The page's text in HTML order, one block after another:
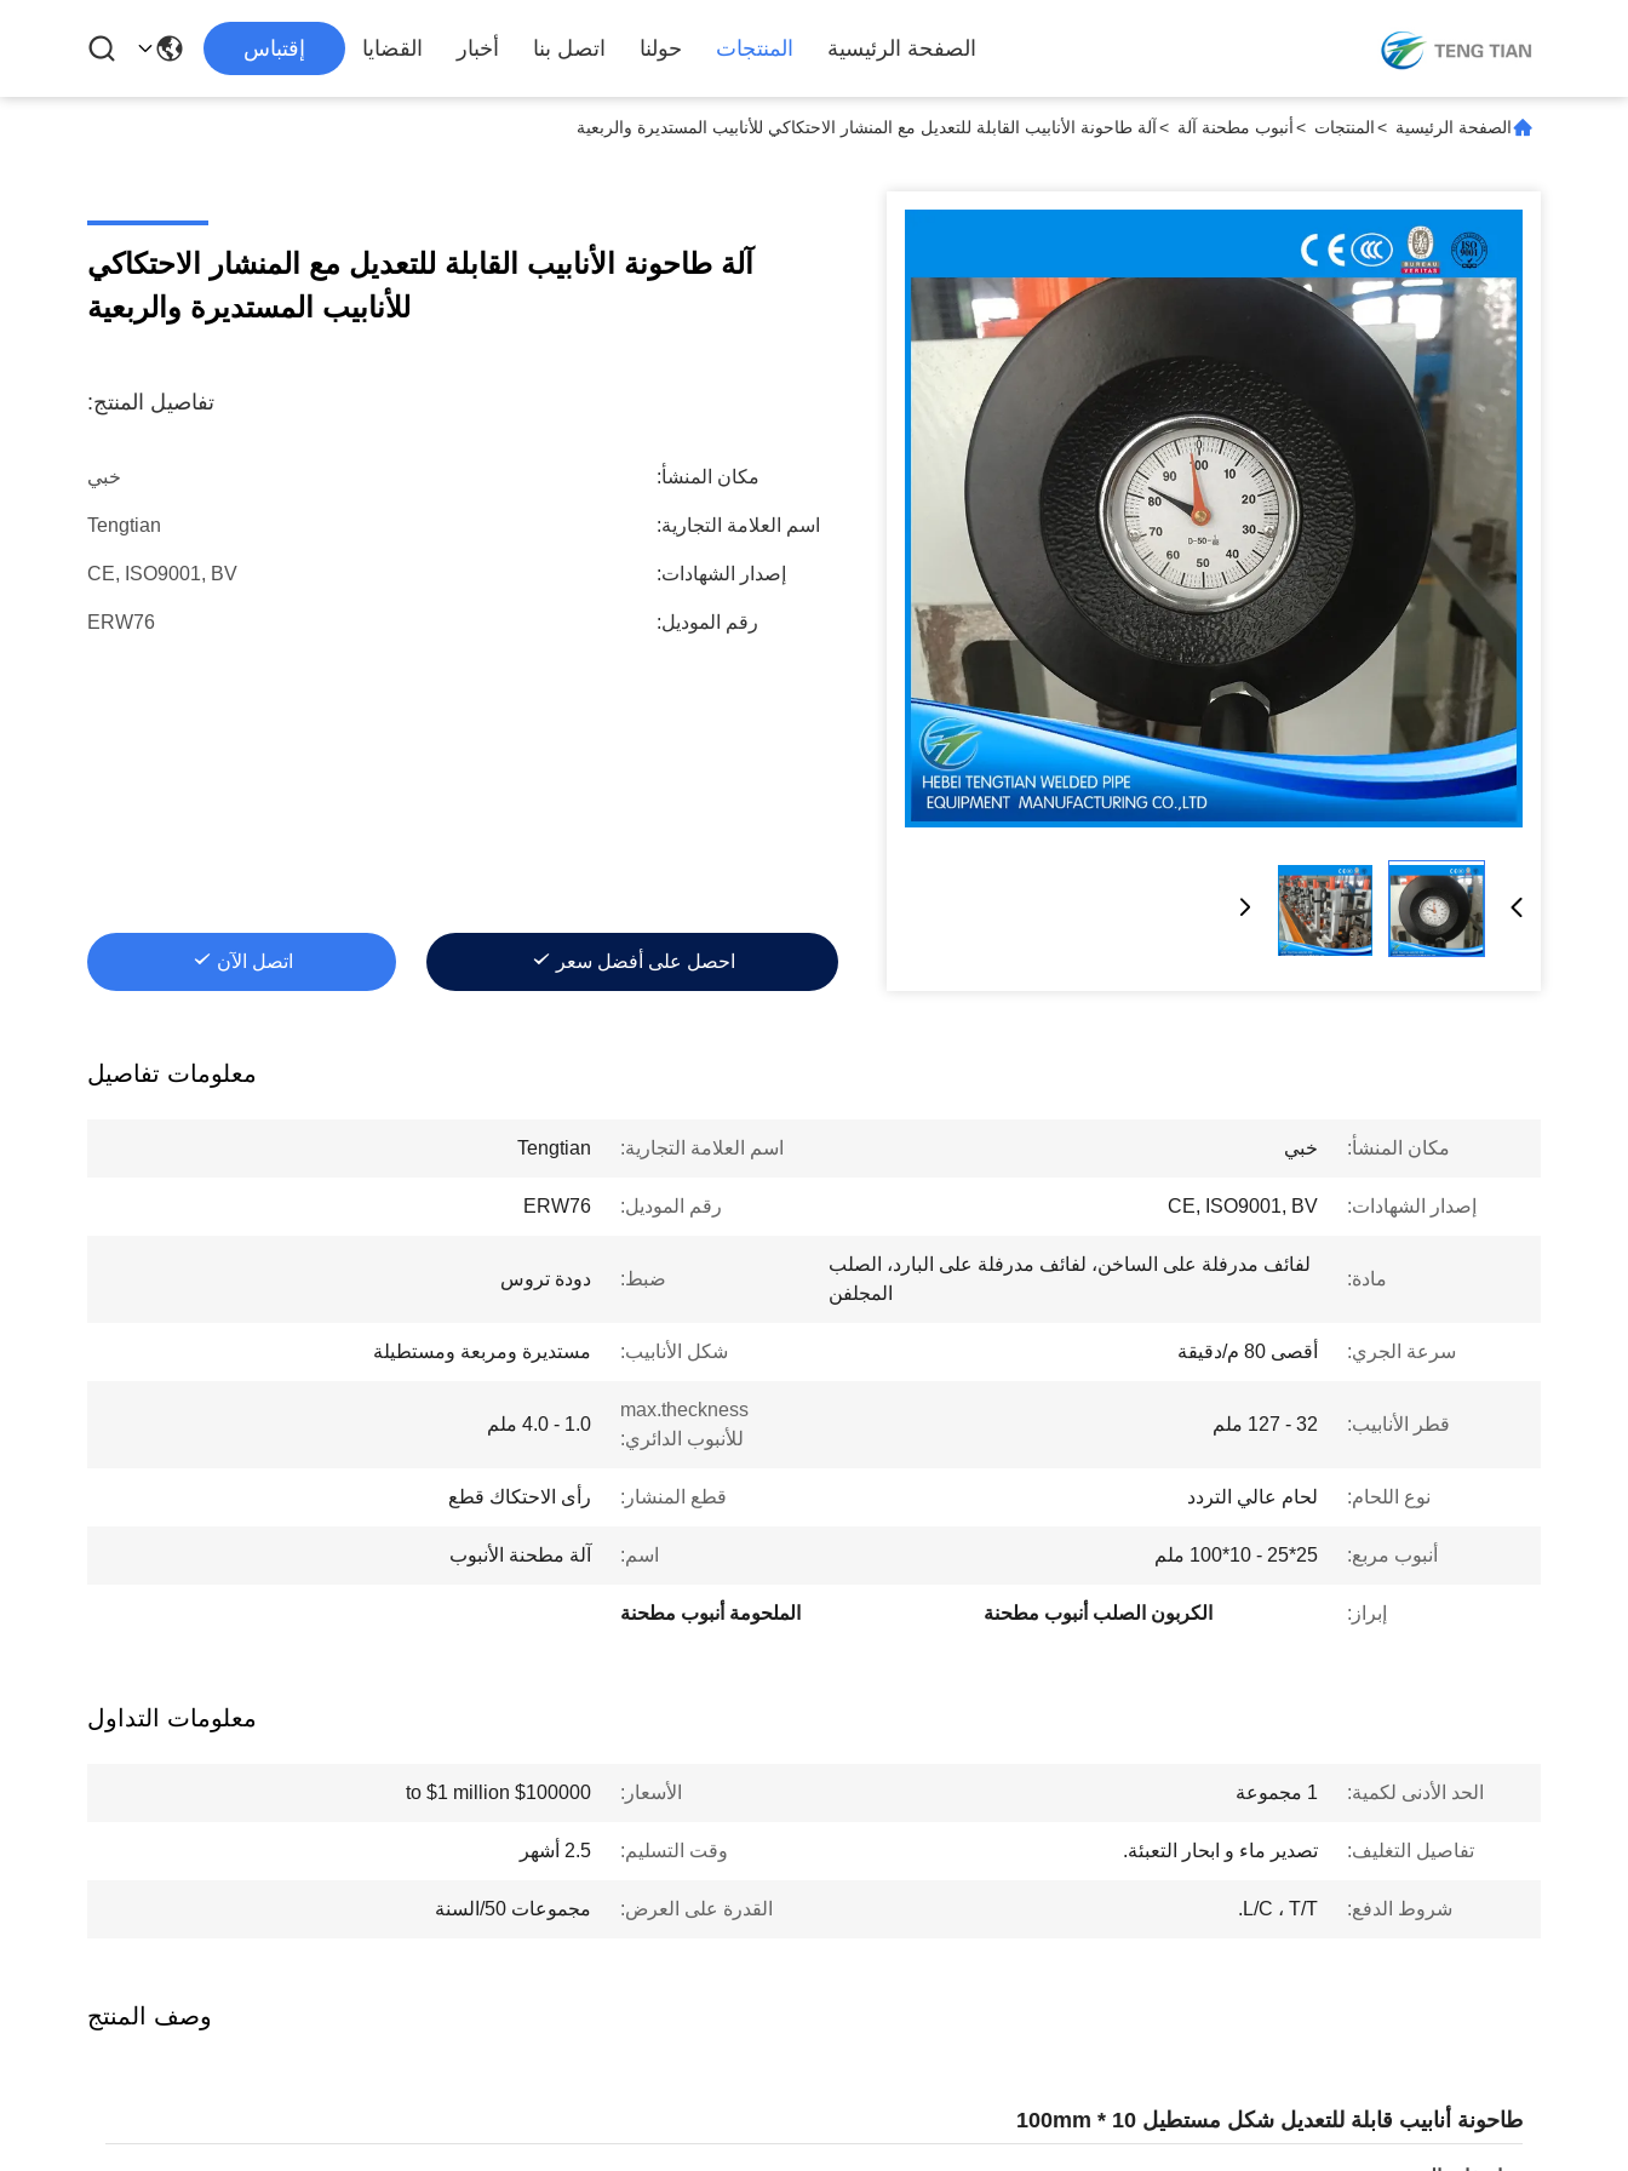
الصفحة الرئيسية المنتجات حولنا اتصل بنا أخبار القضايا إقتباس
الصفحة الرئيسية >المنتجات >أنبوب مطحنة آلة >آلة طاحونة الأنابيب القابلة للتعديل مع المنشار الاحتكاكي للأنابيب المستديرة والربعية
آلة طاحونة الأنابيب القابلة للتعديل مع المنشار الاحتكاكي
للأنابيب المستديرة والربعية
تفاصيل المنتج:
مكان المنشأ: خبي
اسم العلامة التجارية: Tengtian
إصدار الشهادات: CE, ISO9001, BV
رقم الموديل: ERW76
احصل على أفضل سعر اتصل الآن
معلومات تفاصيل
مكان المنشأ: خبي اسم العلامة التجارية: Tengtian
إصدار الشهادات: CE, ISO9001, BV رقم الموديل: ERW76
مادة:
لفائف مدرفلة على الساخن، لفائف مدرفلة على البارد، الصلب
المجلفن
ضبط: دودة تروس
سرعة الجري: أقصى 80 م/دقيقة شكل الأنابيب: مستديرة ومربعة ومستطيلة
قطر الأنابيب: 32 - 127 ملم
max.theckness
للأنبوب الدائري:
1.0 - 4.0 ملم
نوع اللحام: لحام عالي التردد قطع المنشار: رأى الاحتكاك قطع
أنبوب مربع: 25*25 - 10*100 ملم اسم: آلة مطحنة الأنبوب
إبراز: الكربون الصلب أنبوب مطحنة الملحومة أنبوب مطحنة
معلومات التداول
الحد الأدنى لكمية: 1 مجموعة الأسعار: $100000 to $1 million
تفاصيل التغليف: تصدير ماء و ابحار التعبئة. وقت التسليم: 2.5 أشهر
شروط الدفع: L/C ، T/T. القدرة على العرض: مجموعات 50/السنة
وصف المنتج
طاحونة أنابيب قابلة للتعديل شكل مستطيل 10 * 100mm